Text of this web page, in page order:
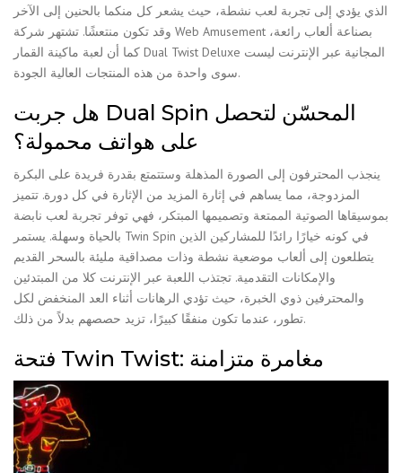
الذي يؤدي إلى تجربة لعب نشطة، حيث يشعر كل منكما بالحنين إلى الآخر
وقد تكون منتعشًا. تشتهر شركة Web Amusement بصناعة ألعاب رائعة،
كما أن لعبة ماكينة القمار Dual Twist Deluxe المجانية عبر الإنترنت ليست
سوى واحدة من هذه المنتجات العالية الجودة.
هل جربت Dual Spin المحسّن لتحصل
على هواتف محمولة؟
ينجذب المحترفون إلى الصورة المذهلة وستتمتع بقدرة فريدة على البكرة
المزدوجة، مما يساهم في إثارة المزيد من الإثارة في كل دورة. تتميز
بموسيقاها الصوتية الممتعة وتصميمها المبتكر، فهي توفر تجربة لعب نابضة
بالحياة وسهلة. يستمر Twin Spin في كونه خيارًا رائدًا للمشاركين الذين
يتطلعون إلى ألعاب موضعية نشطة وذات مصداقية مليئة بالسحر القديم
والإمكانات التقدمية. تجتذب اللعبة عبر الإنترنت كلا من المبتدئين
والمحترفين ذوي الخبرة، حيث تؤدي الرهانات أثناء العد المنخفض لكل
تطور، عندما تكون منفقًا كبيرًا، تزيد حصصهم بدلاً من ذلك.
فتحة Twin Twist: مغامرة متزامنة